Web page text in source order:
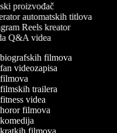
proizvođač
automatskih titlova
Reels kreator
Q&A videa
biografskih filmova
fan videozapisa
filmova
filmskih trailera
fitness videa
horor filmova
komedija